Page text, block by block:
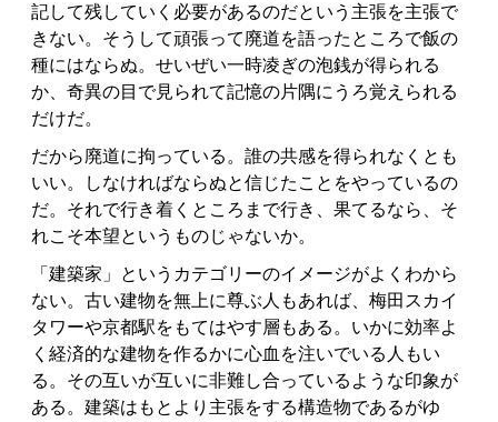
記して残していく必要があるのだという主張を主張で
きない。そうして頑張って廃道を語ったところで飯の
種にはならぬ。せいぜい一時凌ぎの泡銭が得られる
か、奇異の目で見られて記憶の片隅にうろ覚えられる
だけだ。
だから廃道に拘っている。誰の共感を得られなくとも
いい。しなければならぬと信じたことをやっているの
だ。それで行き着くところまで行き、果てるなら、そ
れこそ本望というものじゃないか。
「建築家」というカテゴリーのイメージがよくわから
ない。古い建物を無上に尊ぶ人もあれば、梅田スカイ
タワーや京都駅をもてはやす層もある。いかに効率よ
く経済的な建物を作るかに心血を注いでいる人もい
る。その互いが互いに非難し合っているような印象が
ある。建築はもとより主張をする構造物であるがゆ